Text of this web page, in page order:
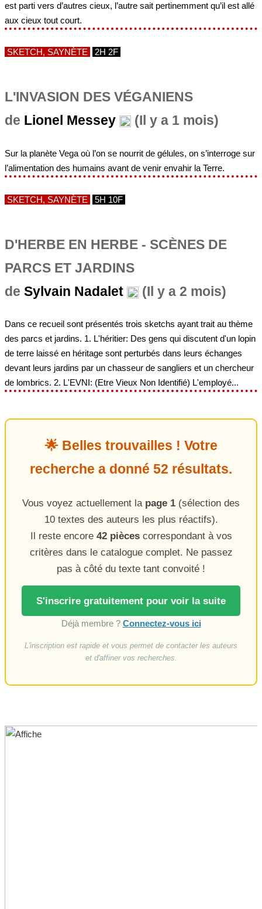
est parti vers d’autres cieux, l’autre sait pertinemment qu’il est allé
aux cieux tout court.
SKETCH, SAYNÈTE 2H 2F
L'INVASION DES VÉGANIENS
de Lionel Messey (Il y a 1 mois)
Sur la planète Vega où l’on se nourrit de gélules, on s’interroge sur
l’alimentation des humains avant de venir envahir la Terre.
SKETCH, SAYNÈTE 5H 10F
D'HERBE EN HERBE - SCÈNES DE
PARCS ET JARDINS
de Sylvain Nadalet (Il y a 2 mois)
Dans ce recueil sont présentés trois sketchs ayant trait au thème
des parcs et jardins. 1. L'héritier: Des gens qui discutent d'un lopin
de terre laissé en héritage sont perturbés dans leurs échanges
devant leurs jardins par un chasseur de sangliers et un chercheur
de lombrics. 2. L'EVNI: (Etre Vieux Non Identifié) L'employé...
🌟 Belles trouvailles ! Votre
recherche a donné 52 résultats.
Vous voyez actuellement la page 1 (sélection des
10 textes des auteurs les plus réactifs).
Il reste encore 42 piècescorrespondant à vos
critères dans le catalogue complet. Ne passez
pas à côté du texte tant convoité !
S'inscrire gratuitement pour voir la suite
Déjà membre ? Connectez-vous ici
L'inscription est rapide et vous permet de contacter les auteurs
et d'affiner vos recherches.